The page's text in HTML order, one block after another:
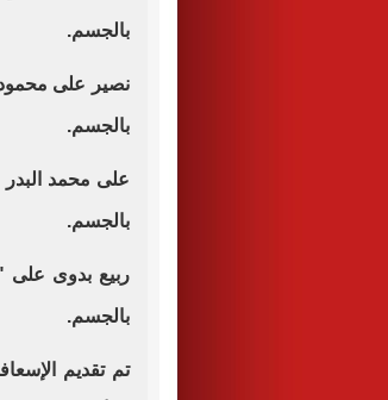
بالجسم.
بالجسم.
بالجسم.
بالجسم.
تم تقديم